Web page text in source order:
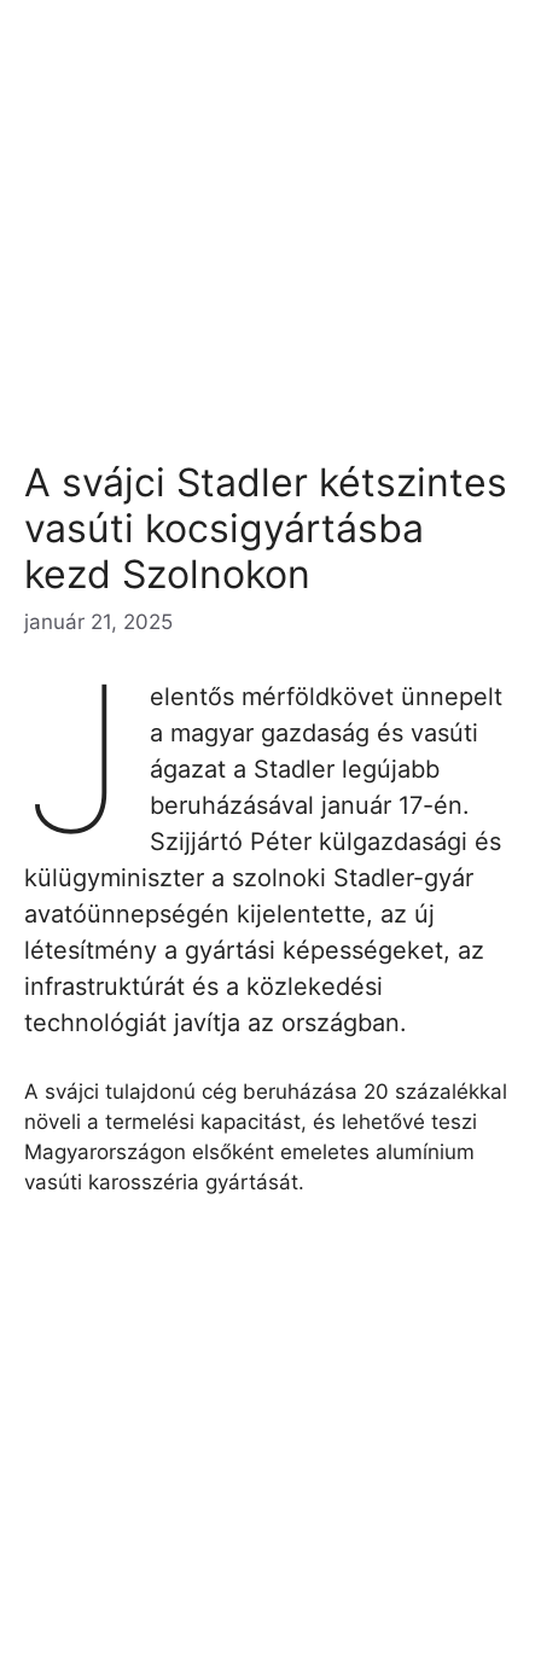
A svájci Stadler kétszintes
vasúti kocsigyártásba
kezd Szolnokon
január 21, 2025
J
elentős mérföldkövet ünnepelt
a magyar gazdaság és vasúti
ágazat a Stadler legújabb
beruházásával január 17-én.
Szijjártó Péter külgazdasági és
külügyminiszter a szolnoki Stadler-gyár
avatóünnepségén kijelentette, az új
létesítmény a gyártási képességeket, az
infrastruktúrát és a közlekedési
technológiát javítja az országban.
A svájci tulajdonú cég beruházása 20 százalékkal
növeli a termelési kapacitást, és lehetővé teszi
Magyarországon elsőként emeletes alumínium
vasúti karosszéria gyártását.